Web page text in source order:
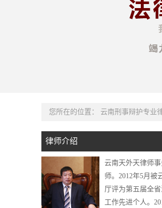
您所在的位置： 云南刑事辩护专业
律师介绍
云南天外天律师
师。2012年5月被
厅评为第五届全
工作先进个人。